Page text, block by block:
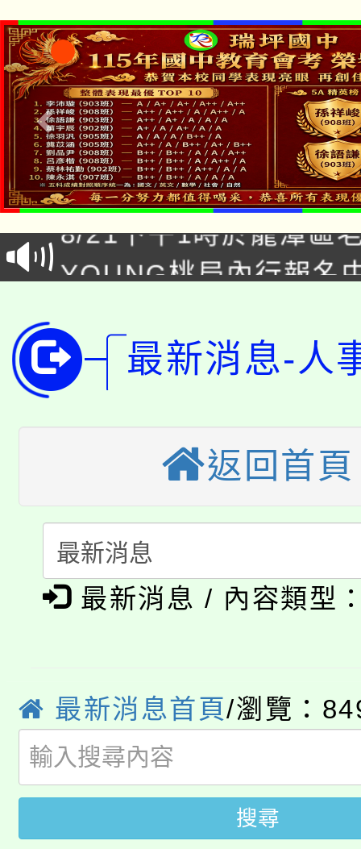
「本色祭」8/29、30在
場熱烈登場!
徵才活動。
YOUNG桃局內行報名
開!
115年桃園市運動會8/
田徑場及游泳池舉行。
桃園市低收入戶享有免
視費優惠，中低收入戶
半價優惠，詳情可洽有
者。
大園自造教育及科技中
份教師增能研習
大溪自造教育及科技
份教師研習
淨零綠生活教案入校路
會
115年食農教育專業人
程
「本色祭」8/29、30在
局官網。
8月14至27日，桃園電
開!
115年桃園市運動會8/
田徑場及游泳池舉行。
桃園市低收入戶享有免
視費優惠，中低收入戶
大園自造教育及科技
最新消息-人
返回首頁
最新消息 / 內容類型
最新消息首頁/瀏覽：
搜尋